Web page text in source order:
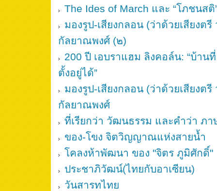
The Ides of March และ “โภชนส
มองรูป-เสียงกลอน (ว่าด้วยเสียงต
กัลยาณพงศ์ (๒)
200 ปี เอบราแฮม ลิงคอล์น: “บ้าน
ตั้งอยู่ได้”
มองรูป-เสียงกลอน (ว่าด้วยเสียงต
กัลยาณพงศ์
ที่เรียกว่า วัฒนธรรม และคำว่า ภา
ของ-โขง จิตวิญญาณแห่งสายน้ำ
โคลงห้าพัฒนา ของ "จิตร ภูมิศักดิ์"
ประชาภิวัฒน์(ไทยกับอาเซียน)
วันสารทไทย